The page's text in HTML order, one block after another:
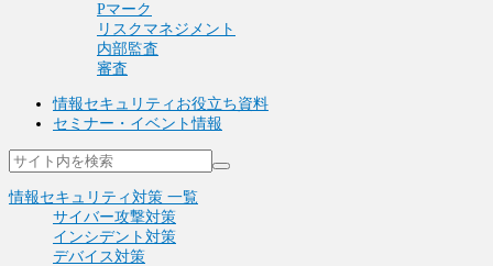
Pマーク
リスクマネジメント
内部監査
審査
情報セキュリティお役立ち資料
セミナー・イベント情報
情報セキュリティ対策 一覧
サイバー攻撃対策
インシデント対策
デバイス対策